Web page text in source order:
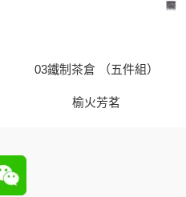
03鐵制茶倉 （五件組）
榆火芳茗